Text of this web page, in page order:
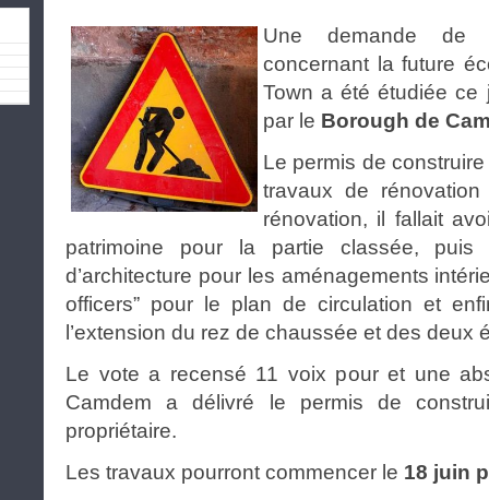
Une demande de
concernant la future
Town a été étudiée
par le Borough de
Le permis de
travaux de
rénovation, il fallait
patrimoine pour la partie classée,
d’architecture pour les aménagements
officers” pour le plan de circulation et
l’extension du rez de chaussée et des deux
Le vote a recensé 11 voix pour et une
Camdem a délivré le permis de
propriétaire.
Les travaux pourront commencer le 18 juin